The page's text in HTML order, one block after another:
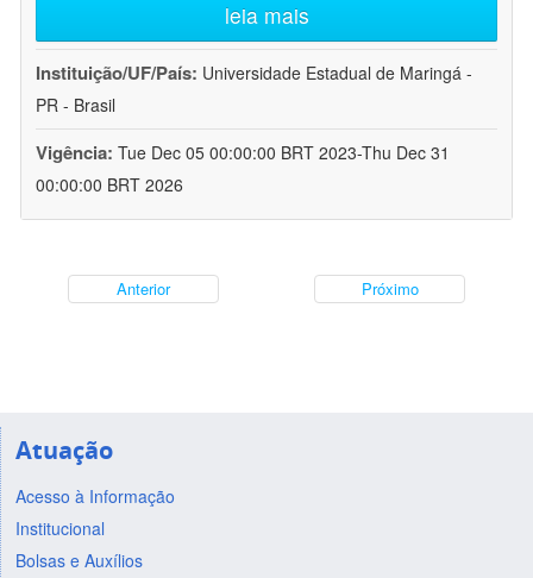
leia mais
Instituição/UF/País: Universidade Estadual de Maringá -
PR - Brasil
Vigência: Tue Dec 05 00:00:00 BRT 2023-Thu Dec 31
00:00:00 BRT 2026
Anterior Próximo
Atuação
Acesso à Informação
Institucional
Bolsas e Auxílios